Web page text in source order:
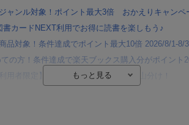
ジャンル対象！ポイント最大3倍 おかえりキャンペ
書カードNEXT利用でお得に読書を楽しもう♪
品対象！条件達成でポイント最大10倍 2026/8/1-8/
ての方！条件達成で楽天ブックス購入分がポイント
用者限定】条件達成で100万ポイント山分け！